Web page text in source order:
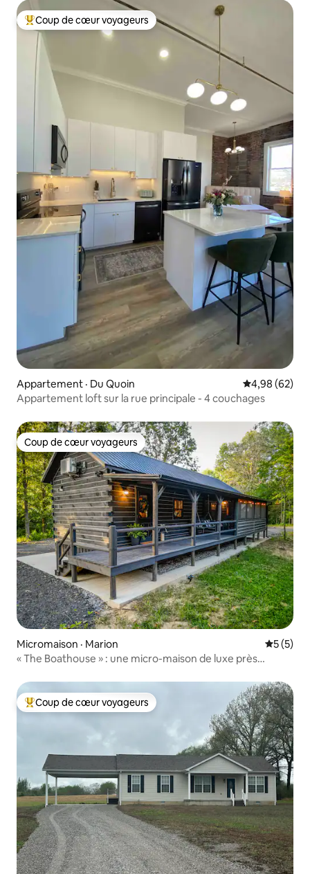
Coup de cœur voyageurs parmi les plus aimés
Coup de cœur voyageurs
Appartement · Du Quoin Note
4,98 (62)
Appartement loft sur la rue principale - 4 couchages
Coup de cœur voyageurs
Coup de cœur voyageurs
Micromaison · Marion Note
5 (5)
« The Boathouse » : une micro-maison de luxe près
Coup de cœur voyageurs parmi les plus aimés
Coup de cœur voyageurs